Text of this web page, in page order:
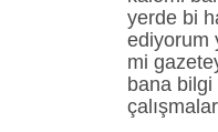
yerde bi
ediyorum
mi
bana